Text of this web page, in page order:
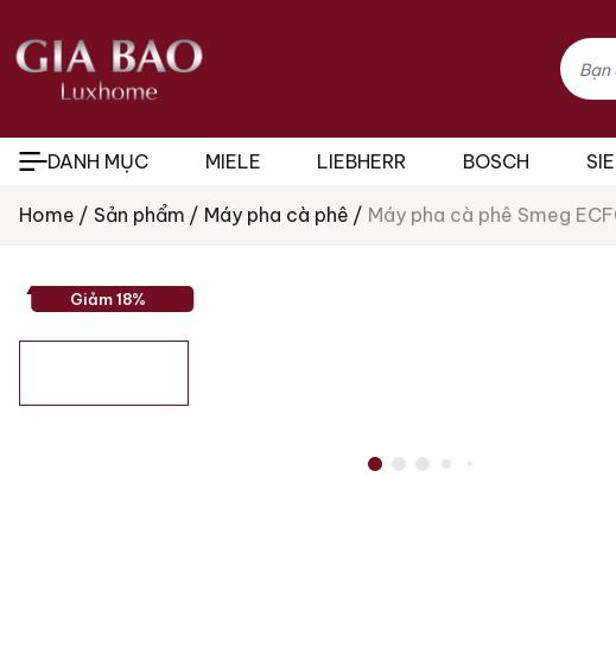
Tìm
kiếm
sản
phẩm
DANH MỤC MIELE LIEBHERR BOSCH
Home Sản phẩm Máy pha cà phê Máy pha cà phê Smeg
Giảm 18%